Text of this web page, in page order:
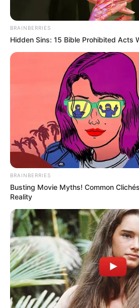
BRAINBERRIES
Hidden Sins: 15 Bible Prohibited Acts
BRAINBERRIES
Busting Movie Myths! Common
Reality